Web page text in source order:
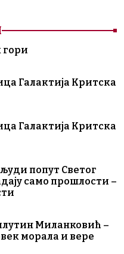
гори
Галактија Критска
Галактија Критска
попут Светог
само прошлости –
Миланковић –
морала и вере